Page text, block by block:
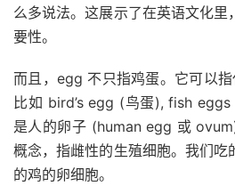
么多说法。这展示了在英语文化里
要性。
而且，egg 不只指鸡蛋。它可以指
比如 bird’s egg (鸟蛋), fish
是人的卵子 (human egg 或
概念，指雌性的生殖细胞。我们吃
的鸡的卵细胞。